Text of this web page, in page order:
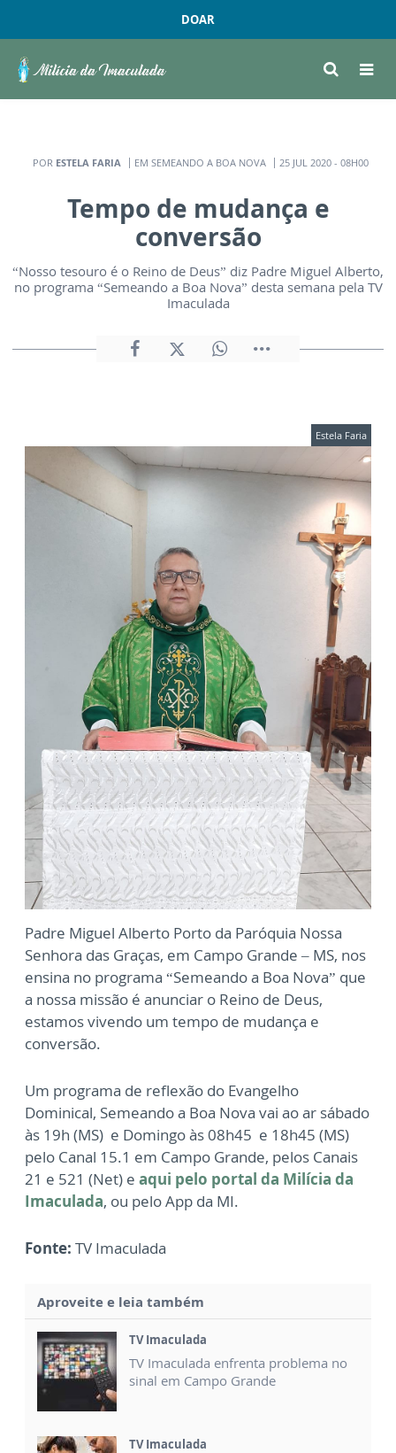
DOAR
POR ESTELA FARIA EM SEMEANDO A BOA NOVA 25 JUL 2020 - 08H00
Tempo de mudança e
conversão
“Nosso tesouro é o Reino de Deus” diz Padre Miguel Alberto,
no programa “Semeando a Boa Nova” desta semana pela TV
Imaculada
Estela Faria
Padre Miguel Alberto Porto da Paróquia Nossa
Senhora das Graças, em Campo Grande – MS, nos
ensina no programa “Semeando a Boa Nova” que
a nossa missão é anunciar o Reino de Deus,
estamos vivendo um tempo de mudança e
conversão.
Um programa de reflexão do Evangelho
Dominical, Semeando a Boa Nova vai ao ar sábado
às 19h (MS) e Domingo às 08h45 e 18h45 (MS)
pelo Canal 15.1 em Campo Grande, pelos Canais
21 e 521 (Net) e aqui pelo portal da Milícia da
Imaculada, ou pelo App da MI.
Fonte: TV Imaculada
Aproveite e leia também
TV Imaculada
TV Imaculada enfrenta problema no
sinal em Campo Grande
TV Imaculada